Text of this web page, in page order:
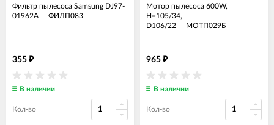
Фильтр пылесоса Samsung DJ97-
01962A — ФИЛП083
355 ₽
В наличии
Кол-во
Мотор пылесоса 600W,
H=105/34,
D106/22 — МОТП029Б
965 ₽
В наличии
Кол-во